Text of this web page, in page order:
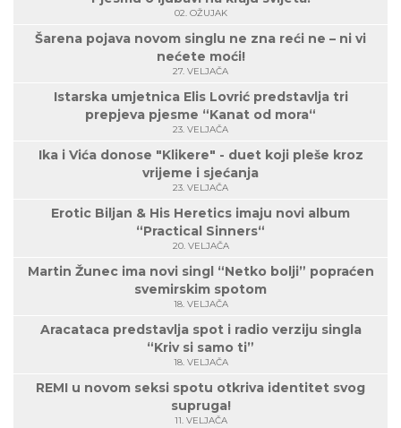
02. OŽUJAK
Šarena pojava novom singlu ne zna reći ne – ni vi
nećete moći!
27. VELJAČA
Istarska umjetnica Elis Lovrić predstavlja tri
prepjeva pjesme “Kanat od mora“
23. VELJAČA
Ika i Vića donose "Klikere" - duet koji pleše kroz
vrijeme i sjećanja
23. VELJAČA
Erotic Biljan & His Heretics imaju novi album
“Practical Sinners“
20. VELJAČA
Martin Žunec ima novi singl “Netko bolji” popraćen
svemirskim spotom
18. VELJAČA
Aracataca predstavlja spot i radio verziju singla
“Kriv si samo ti”
18. VELJAČA
REMI u novom seksi spotu otkriva identitet svog
supruga!
11. VELJAČA